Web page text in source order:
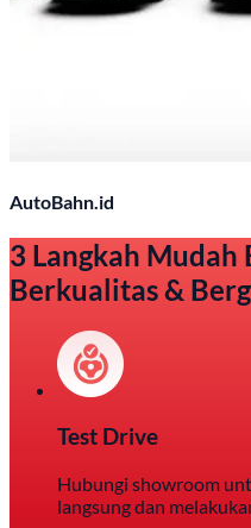
AutoBahn.id
3 Langkah Mudah
Berkualitas &
Test Drive
Hubungi showroom
langsung dan